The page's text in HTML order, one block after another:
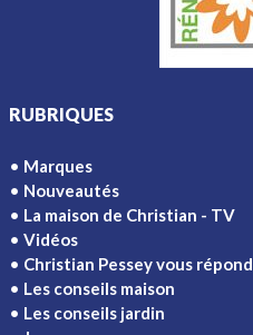
RUBRIQUES
Marques
Nouveautés
La maison de Christian - TV
Vidéos
Christian Pessey vous répond
Les conseils maison
Les conseils jardin